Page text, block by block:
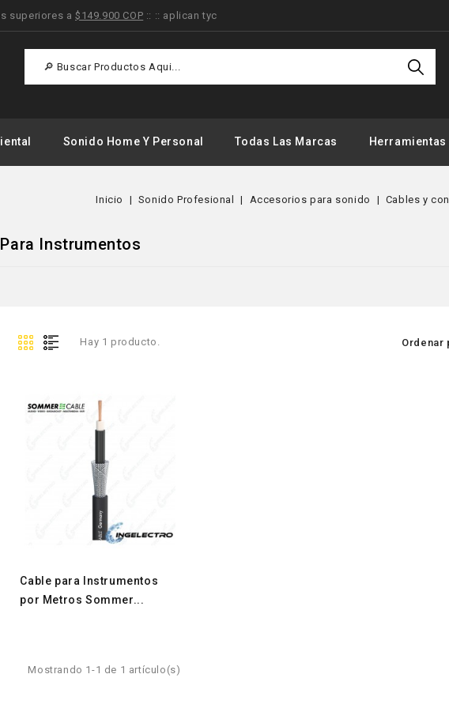
superiores a$149.900 COP :: :: aplican tyc
Ofertas
Sonido Home Y Personal Todas Las Marcas Herramientas
Inicio Sonido Profesional Accesorios para sonido Cables y
Para Instrumentos
Hay 1 producto. Ordenar
Cable para Instrumentos
por Metros Sommer...
Mostrando 1-1 de 1 artículo(s)